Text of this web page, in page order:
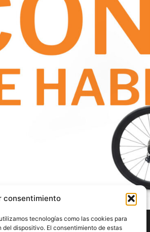
consentimiento
tecnologías como las cookies para
dispositivo. El consentimiento de estas